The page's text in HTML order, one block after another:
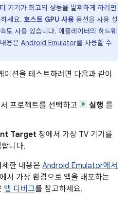
기기가 최고의 성능을 발휘하게 하려면
세요. 호스트 GPU 사용 옵션을 사용 설
도 사용 있습니다. 에뮬레이터의 하드웨
용은 Android Emulator를 사용할 수
션을 테스트하려면 다음과 같이
프로젝트를 선택하고
실행 를
Target 창에서 가상 TV 기기를
니다.
한 내용은 Android Emulator에서
서 가상 환경으로 앱을 배포하는
앱 디버그를 참고하세요.